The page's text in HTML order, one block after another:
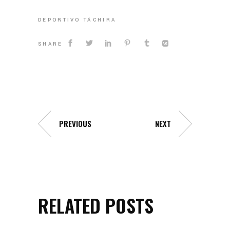
DEPORTIVO TÁCHIRA
SHARE
PREVIOUS NEXT
RELATED POSTS